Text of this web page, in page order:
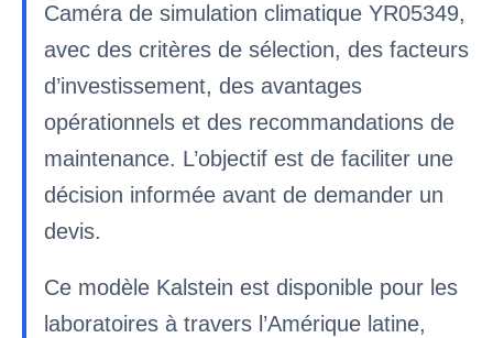
Caméra de simulation climatique YR05349,
avec des critères de sélection, des facteurs
d’investissement, des avantages
opérationnels et des recommandations de
maintenance. L’objectif est de faciliter une
décision informée avant de demander un
devis.
Ce modèle Kalstein est disponible pour les
laboratoires à travers l’Amérique latine,